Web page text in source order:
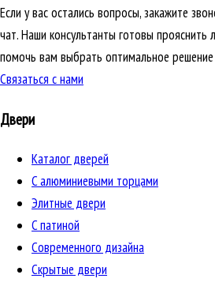
Если у вас остались вопросы, закажите
чат. Наши консультанты готовы
помочь вам выбрать оптимальное
Связаться с нами
Двери
Каталог дверей
C алюминиевыми торцами
Элитные двери
C патиной
Cовременного дизайна
Скрытые двери